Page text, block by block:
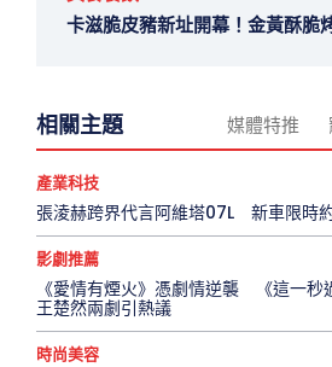
卡滋脆皮豬新址開幕！金黃酥脆
相關主題 媒體特推
產業科技
張淩赫跨界代言阿維塔07L 新車限時
影劇推薦
《愛情有煙火》憑劇情逆襲 《這一秒
王楚然兩劇引熱議
時尚美容